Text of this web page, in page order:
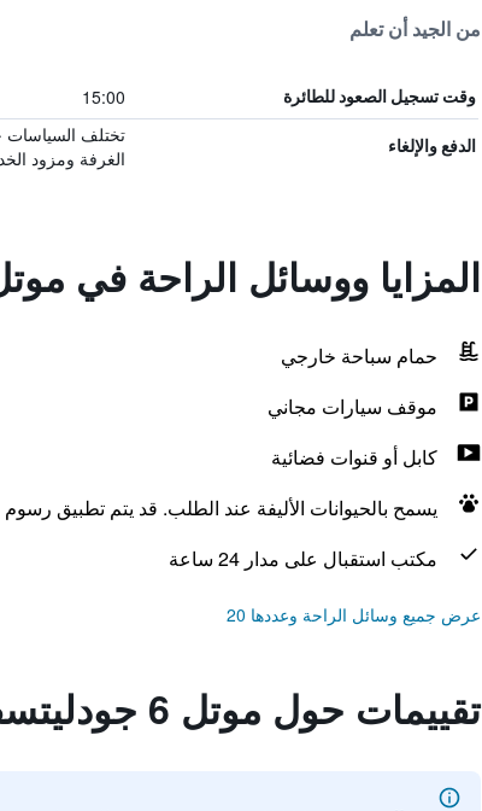
من الجيد أن تعلم
وقت تسجيل الصعود للطائرة 15:00
الدفع والإلغاء
تختلف
الغرفة ومزود
المزايا ووسائل الراحة في موتل 6 جودليتسفيل، تينيسي -
حمام سباحة خارجي
موقف سيارات مجاني
كابل أو قنوات فضائية
يسمح بالحيوانات الأليفة عند الطلب. قد يتم تطبيق رسوم
مكتب استقبال على مدار 24 ساعة
عرض جميع وسائل الراحة وعددها 20
تقييمات حول موتل 6 جودليتسفيل، تينيسي - ناشفيل